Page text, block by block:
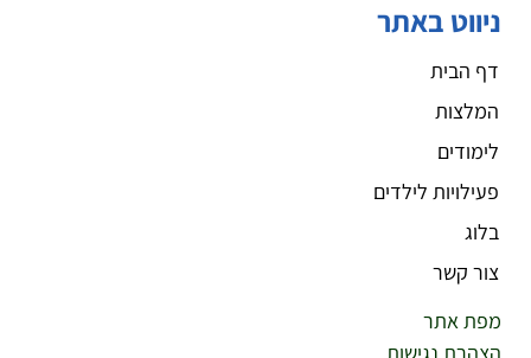
ניווט באתר
דף הבית
המלצות
לימודים
פעילויות לילדים
בלוג
צור קשר
מפת אתר